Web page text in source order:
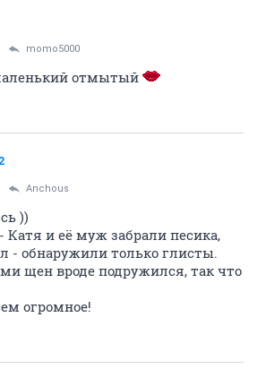
momo5000
отмытый
Anchous
))
и её муж забрали песика,
- обнаружили только глисты.
щен вроде подружился, так что
огромное!